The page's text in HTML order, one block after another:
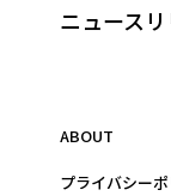
ニュース
ABOUT
プライバシー